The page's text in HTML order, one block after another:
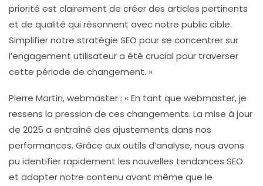
priorité est clairement de créer des articles pertinents
et de qualité qui résonnent avec notre public cible.
Simplifier notre stratégie SEO pour se concentrer sur
l’engagement utilisateur a été crucial pour traverser
cette période de changement. »
Pierre Martin, webmaster : « En tant que webmaster, je
ressens la pression de ces changements. La mise à jour
de 2025 a entraîné des ajustements dans nos
performances. Grâce aux outils d’analyse, nous avons
pu identifier rapidement les nouvelles tendances SEO
et adapter notre contenu avant même que le